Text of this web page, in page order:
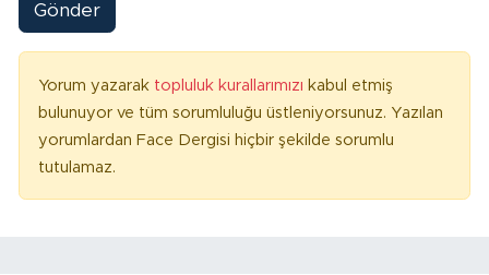
Gönder
Yorum yazarak topluluk kurallarımızı kabul etmiş
bulunuyor ve tüm sorumluluğu üstleniyorsunuz. Yazılan
yorumlardan Face Dergisi hiçbir şekilde sorumlu
tutulamaz.